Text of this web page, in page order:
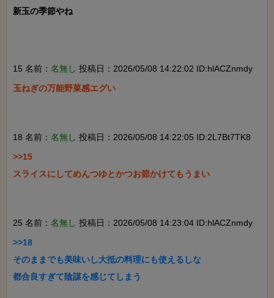
新玉の季節やね
15 名前： 名無し 投稿日：2026/05/08 14:22:02 ID:hlACZnmdy
玉ねぎの万能野菜感エグい
18 名前： 名無し 投稿日：2026/05/08 14:22:05 ID:2L7Bt7TK8
>>15
スライスにしてめんつゆとかつお節かけてもうまい
25 名前： 名無し 投稿日：2026/05/08 14:23:04 ID:hlACZnmdy
>>18
そのままでも美味いし大抵の料理にも使えるしな
都合良すぎて陰謀を感じてしまう